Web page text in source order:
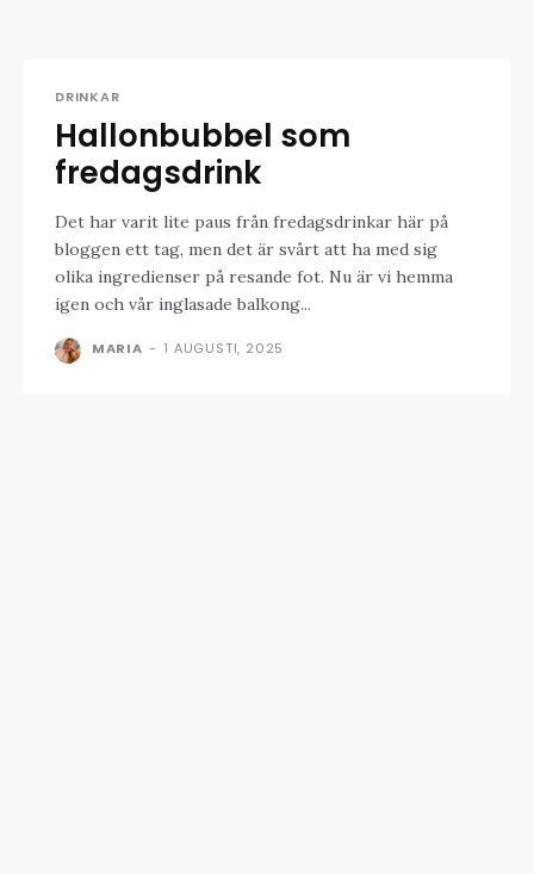
DRINKAR
Hallonbubbel som
fredagsdrink
Det har varit lite paus från fredagsdrinkar här på
bloggen ett tag, men det är svårt att ha med sig
olika ingredienser på resande fot. Nu är vi hemma
igen och vår inglasade balkong...
MARIA - 1 AUGUSTI, 2025